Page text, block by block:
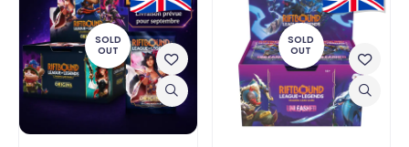
SOLD
OUT
SOLD
OUT